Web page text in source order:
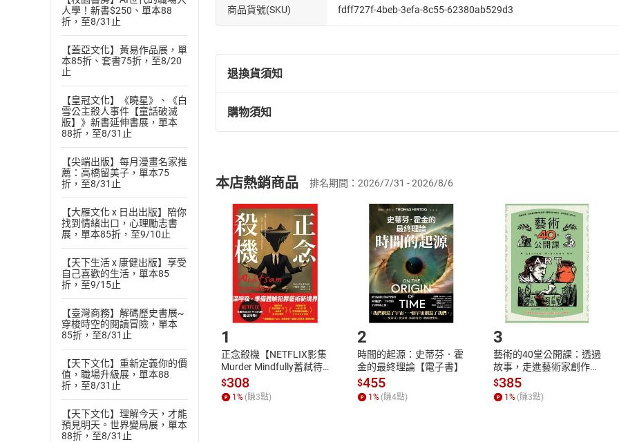
人學！新書$250、單本88
折，至8/31止
【蓋亞文化】黃易作品展，單
本85折、套書75折，至8/20
止
【皇冠文化】《曉星》、《白
雪公主殺人事件【童話破滅
版】》新書延伸書展，單本
88折，至8/31止
【尖端出版】每月漫畫名家推
薦：高橋留美子，單本75
折，至8/31止
【大雁文化 x 日出出版】陪你
找到情緒出口，心理勵志書
展，單本85折，至9/10止
【天下生活 x 康健出版】享受
自己喜歡的生活，單本85
折，至9/15止
【臺灣商務】解碼歷史書展~
穿梭時空的閱讀冒險，單本
85折，至8/31止
【天下文化】重新定義你的價
值，職場升級展，單本88
折，至8/31止
【天下文化】理解今天，才能
預見明天。世界變局展，單本
88折，至8/31止
The Ground Comes Alive for Smartphone Addicts
混合題型
The Benefits of a Security Blanket
小被被 就是要它陪睡
編者的話
activity that is growing in popularity all around the world. After reading, you are
National Park” describes one of America’s most iconic places. Nature lovers will
interested in the great outdoors is “The Joys of Camping, However You Do It,”
someone interested in learning about cute animals, then “The Giant Panda: A
will teach you everything there is to know about pandas. “The Evolution of the
anyone interested in discovering how the movie industry has grown and the
just a few of the fantastic articles in the March issue of Analytical English.
Analytical Editors
雜誌目錄
【焦點新聞】 Ukrainian President Zelenskyy Selected as Time’s 2022 Person of
【文意選填】 Where and How to Dispose of Unused Medicine 別亂丟！ 廢棄藥物
【詞彙測驗】
【閱讀測驗】 TWill Tires with No Air Be the New Thing? 無空氣輪胎 讓你不再擔心
商品貨號(SKU) fdff727f-4beb-3efa-8c55-62380ab529d3
退換貨須知
退換貨規定：
(一)依消費者保護法第19條第1項後段暨通訊交易解除權合理例外情事適用
(二)消費者訂購本店鋪之商品即代表知悉本店鋪所銷售之商品為電子書，
且已下載/存取電子書，不得請求退貨退款。
退貨方式：您欲取消訂單或辦理退貨時，請登入樂天市場，並於「我的訂單
貨」，本店鋪將依您的申請進行審核，待審核通過後將為您辦理退款事宜。
請注意，樂天市場須以整筆訂單為單位進行取消/退貨，恕無法以單支商品取
購物須知
挑選商品
Choose
放入購物車
Shopping cart
登入帳號
Login
購書後，如何開始使用？
Step1.選擇閱讀載具 Step2.登入
本店熱銷商品 排名期間：2026/7/31 - 2026/8/6
1
正念殺機【NETFLIX影集
Murder Mindfully蓄弒待
發】【電子書】
$308
1 % (賺3點)
2
時間的起源：史蒂芬．霍
金的最終理論【電子書】
$455
1 % (賺4點)
3
藝術的40堂公開課：透過
故事，走進藝術家創作現
場，看藝術如何誕生、如
何形塑人類生活【電子
書】
$385
1 % (賺3點)